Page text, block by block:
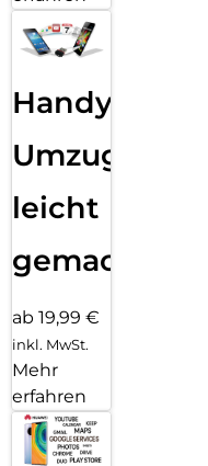
Handy
Umzug
leicht
gemacht!
ab 19,99 €
inkl. MwSt.
Mehr
erfahren